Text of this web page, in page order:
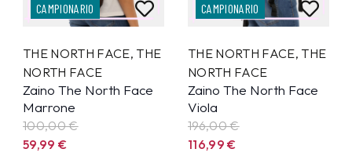
CAMPIONARIO
THE NORTH FACE, THE
NORTH FACE
Zaino The North Face
Marrone
100,00 €
59,99€
CAMPIONARIO
THE NORTH FACE, THE
NORTH FACE
Zaino The North Face
Viola
196,00 €
116,99€